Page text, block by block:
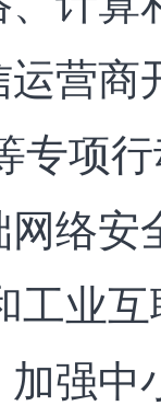
营商
专项
络安
工业
强中